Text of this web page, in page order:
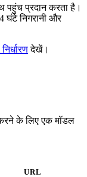
पहुंच प्रदान करता है।
घंटे निगरानी और
देखें।
के लिए एक मॉडल
URL